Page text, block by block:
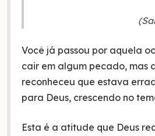
Você já passou por aquela
cair em algum pecado, mas
reconheceu que estava
para Deus, crescendo no
Esta é a atitude que Deus